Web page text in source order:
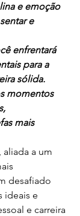
e emoção
e
enfrentará
para a
sólida.
momentos
mais
a um
desafiado
ideais e
e carreira